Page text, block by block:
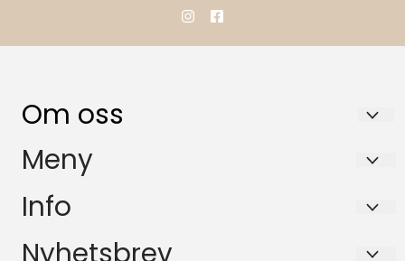
Om oss
TOP RACING HESTEUTSTYR AS
Refsalen 5M
3766 Sannidal
Org. nr. 929656741
Meny
Forsendelse og retur
Info
Forsendelse og retur